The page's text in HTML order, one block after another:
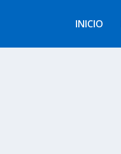
INICIO